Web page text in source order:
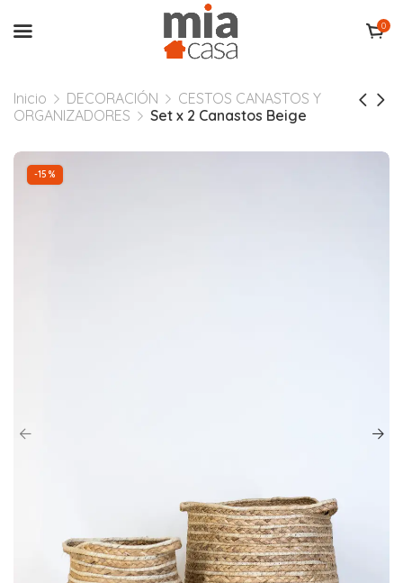
0
Inicio DECORACIÓN
CESTOS CANASTOS Y
ORGANIZADORES
Set x 2 Canastos Beige
-15%